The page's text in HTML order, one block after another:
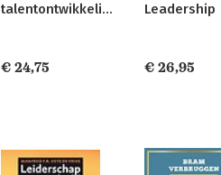
talentontwikkeling
€ 24,75
Leadership
€ 26,95